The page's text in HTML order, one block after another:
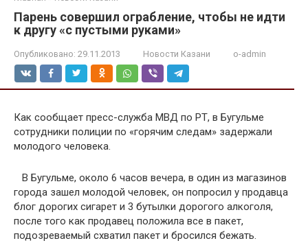
Парень совершил ограбление, чтобы не идти
к другу «с пустыми руками»
Опубликовано: 29.11.2013 Новости Казани o-admin
Как сообщает пресс-служба МВД по РТ, в Бугульме
сотрудники полиции по «горячим следам» задержали
молодого человека.
В Бугульме, около 6 часов вечера, в один из магазинов
города зашел молодой человек, он попросил у продавца
блог дорогих сигарет и 3 бутылки дорогого алкоголя,
после того как продавец положила все в пакет,
подозреваемый схватил пакет и бросился бежать.